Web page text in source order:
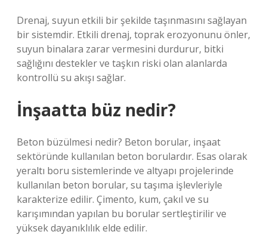
Drenaj, suyun etkili bir şekilde taşınmasını sağlayan
bir sistemdir. Etkili drenaj, toprak erozyonunu önler,
suyun binalara zarar vermesini durdurur, bitki
sağlığını destekler ve taşkın riski olan alanlarda
kontrollü su akışı sağlar.
İnşaatta büz nedir?
Beton büzülmesi nedir? Beton borular, inşaat
sektöründe kullanılan beton borulardır. Esas olarak
yeraltı boru sistemlerinde ve altyapı projelerinde
kullanılan beton borular, su taşıma işlevleriyle
karakterize edilir. Çimento, kum, çakıl ve su
karışımından yapılan bu borular sertleştirilir ve
yüksek dayanıklılık elde edilir.